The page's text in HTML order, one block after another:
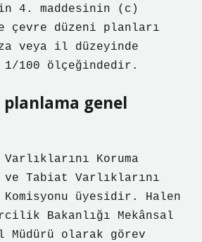
4. maddesinin (c)
çevre düzeni planları
veya il düzeyinde
1/100 ölçeğindedir.
planlama genel
Koruma
ve Tabiat Varlıklarını
Komisyonu üyesidir. Halen
Bakanlığı Mekânsal
Müdürü olarak görev